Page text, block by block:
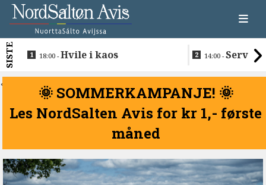
SISTE 18:00 -Hvile i kaos 14:00 -
beboerne
<
🌞 SOMMERKAMPANJE! 🌞
Les NordSalten Avis for kr 1,- første
måned